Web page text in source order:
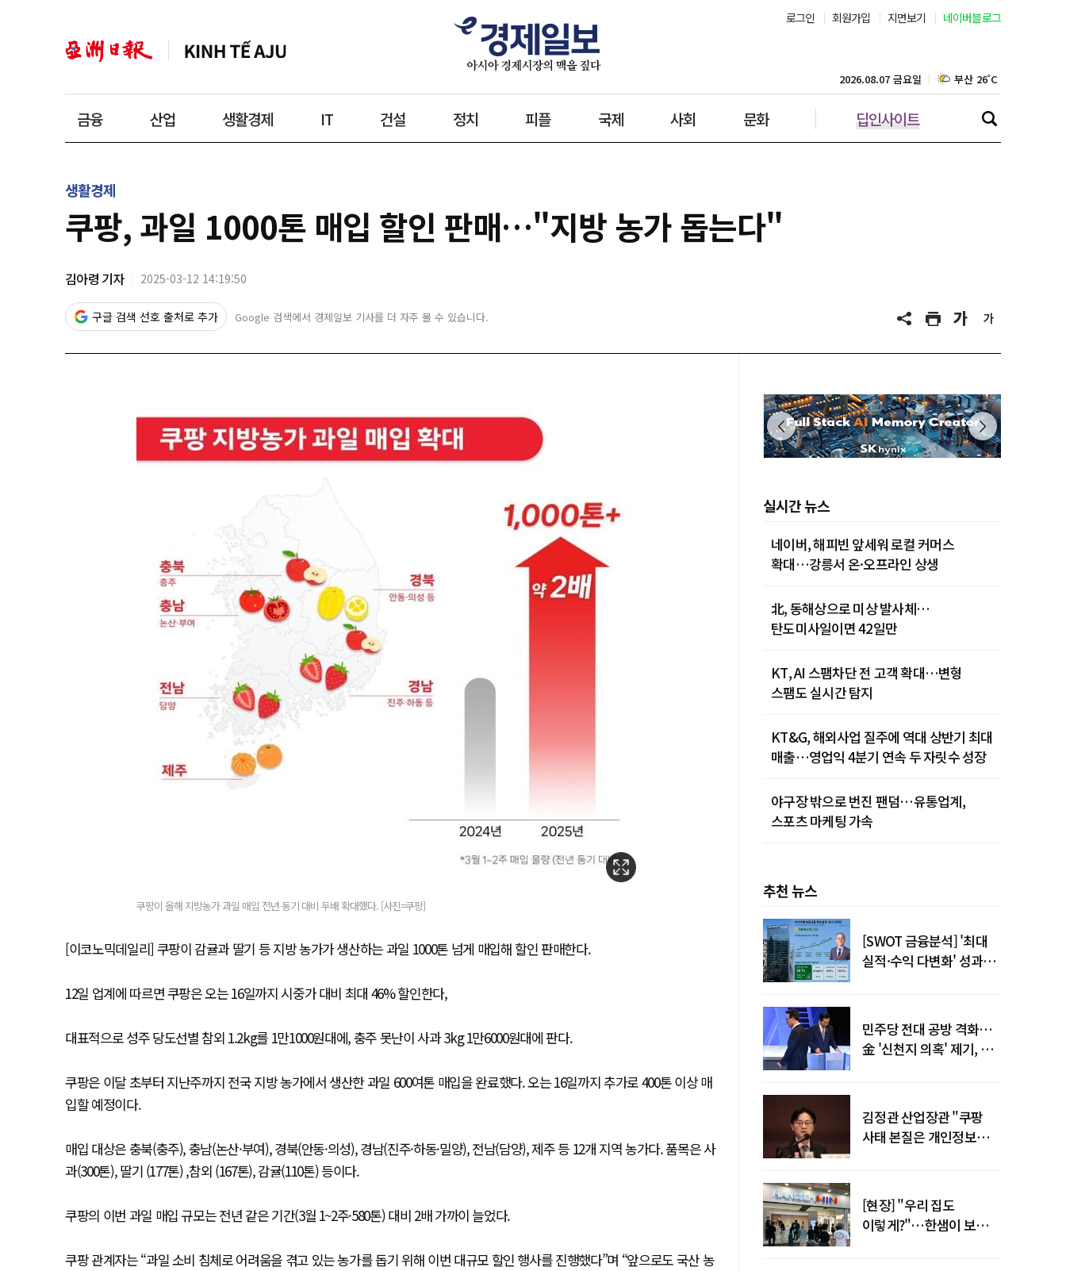
로그인 회원가입 지면보기 네이버블로그
금융 산업 생활경제 IT 건설 정치 피플 국제 사회 문화 딥인사이트
2026.08.07 금요일 부산 26˚C
대구 23˚C
강릉 24˚C
제주 28˚C
생활경제
쿠팡, 과일 1000톤 매입 할인 판매…"지방 농가 돕는다"
김아령 기자 2025-03-12 14:19:50
구글 검색 선호 출처로 추가 Google 검색에서 경제일보 기사를 더 자주 볼 수 있습니다.
쿠팡이 올해 지방농가 과일 매입 전년 동기 대비 두배 확대했다. [사진=쿠팡]
[이코노믹데일리] 쿠팡이 감귤과 딸기 등 지방 농가가 생산하는 과일 1000톤 넘게 매입해 할인 판매한다.
12일 업계에 따르면 쿠팡은 오는 16일까지 시중가 대비 최대 46% 할인한다,
대표적으로 성주 당도선별 참외 1.2kg를 1만1000원대에, 충주 못난이 사과 3kg 1만6000원대에 판다.
쿠팡은 이달 초부터 지난주까지 전국 지방 농가에서 생산한 과일 600여톤 매입을 완료했다. 오는 16일까지 추가로 400톤 이상 매
입할 예정이다.
매입 대상은 충북(충주), 충남(논산·부여), 경북(안동·의성), 경남(진주·하동·밀양), 전남(담양), 제주 등 12개 지역 농가다. 품목은 사
과(300톤), 딸기 (177톤) ,참외 (167톤), 감귤(110톤) 등이다.
쿠팡의 이번 과일 매입 규모는 전년 같은 기간(3월 1~2주·580톤) 대비 2배 가까이 늘었다.
쿠팡 관계자는 “과일 소비 침체로 어려움을 겪고 있는 농가를 돕기 위해 이번 대규모 할인 행사를 진행했다”며 “앞으로도 국산 농
실시간 뉴스
네이버, 해피빈 앞세워 로컬 커머스
확대…강릉서 온·오프라인 상생
北, 동해상으로 미상 발사체…
탄도미사일이면 42일만
KT, AI 스팸차단 전 고객 확대…변형
스팸도 실시간 탐지
KT&G, 해외사업 질주에 역대 상반기 최대
매출…영업익 4분기 연속 두 자릿수 성장
야구장 밖으로 번진 팬덤…유통업계,
스포츠 마케팅 가속
추천 뉴스
[SWOT 금융분석] '최대
실적·수익 다변화' 성과…
민주당 전대 공방 격화…
金 '신천지 의혹' 제기, 鄭
김정관 산업장관 "쿠팡
사태 본질은 개인정보
[현장] "우리 집도
이렇게?"…한샘이 보여준